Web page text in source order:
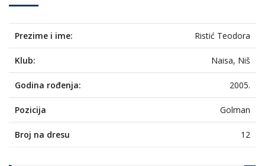
Prezime i ime: Ristić Teodora
Klub: Naisa, Niš
Godina rođenja: 2005.
Pozicija Golman
Broj na dresu 12